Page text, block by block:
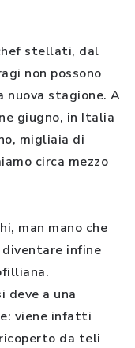
stellati, dal
non possono
nuova stagione. A
giugno, in Italia
migliaia di
circa mezzo
man mano che
infine
deve a una
viene infatti
da teli